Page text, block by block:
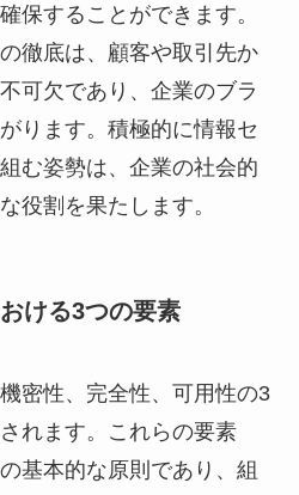
保することができます。
徹底は、顧客や取引先か
可欠であり、企業のブラ
ります。積極的に情報セ
む姿勢は、企業の社会的
役割を果たします。
ける3つの要素
密性、完全性、可用性の3
れます。これらの要素
基本的な原則であり、組